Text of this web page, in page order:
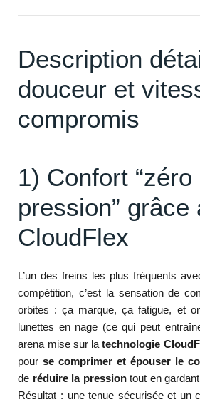
Description
douceur et
compromis
1) Confort “zéro
pression” grâce
CloudFlex
L’un des freins les plus fréquents
compétition, c’est la sensation de
orbites : ça marque, ça fatigue, et
lunettes en nage (ce qui peut
arena mise sur latechnologie
pourse comprimer et épouser le
de réduire la pressiontout en
Résultat : une tenue sécurisée et un